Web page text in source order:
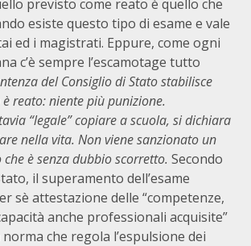
previsto come reato è quello che
esiste questo tipo di esame e vale
ed i magistrati. Eppure, come ogni
c’è sempre l’escamotage tutto
del Consiglio di Stato stabilisce
reato: niente più punizione.
“legale” copiare a scuola, si dichiara
nella vita. Non viene sanzionato un
è senza dubbio scorretto. Secondo
il superamento dell’esame
sè attestazione delle “competenze,
anche professionali acquisite”
norma che regola l’espulsione dei